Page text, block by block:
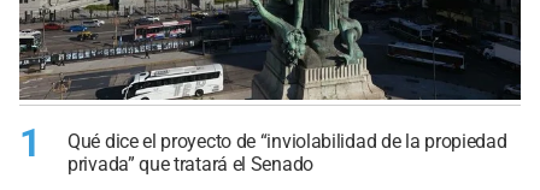
1
Qué dice el proyecto de “inviolabilidad de la propiedad
privada” que tratará el Senado